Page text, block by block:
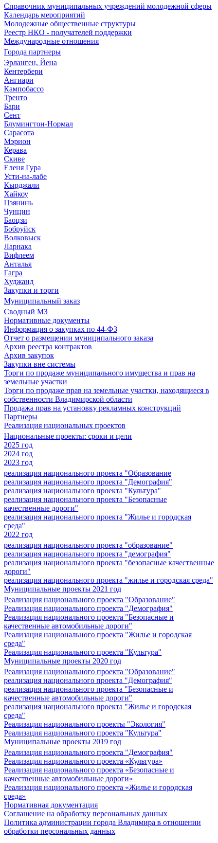
Справочник муниципальных учреждений молодежной сферы
Календарь мероприятий
Молодежные общественные структуры
Реестр НКО - получателей поддержки
Международные отношения
Города партнеры
Эрланген, Йена
Кентербери
Ангиари
Кампобассо
Тренто
Бари
Сент
Блумингтон-Нормал
Сарасота
Мэрион
Керава
Скиве
Еленя Гура
Усти-на-лабе
Кырджали
Хайкоу
Цзянинь
Чунцин
Баоцзи
Бобруйск
Волковыск
Ларнака
Вифлеем
Анталья
Гагра
Худжанд
Закупки и торги
Муниципальный заказ
Сводный МЗ
Нормативные документы
Информация о закупках по 44-ФЗ
Отчет о размещении муниципального заказа
Архив реестра контрактов
Архив закупок
Закупки вне системы
Торги по продаже муниципального имущества и прав на
земельные участки
Торги по продаже прав на земельные участки, находящиеся в
собственности Владимирской области
Продажа прав на установку рекламных конструкций
Партнеры
Реализация национальных проектов
Национальные проекты: сроки и цели
2025 год
2024 год
2023 год
реализация национального проекта "Образование
реализация национального проекта "Демография"
реализация национального проекта "Культура"
реализация национального проекта "Безопасные
качественные дороги"
реализация национального проекта "Жилье и городская
среда"
2022 год
реализация национального проекта "образование"
реализация национального проекта "демография"
реализация национального проекта "безопасные качественные
дороги"
реализация национального проекта "жилье и городская среда"
Муниципальные проекты 2021 год
Реализация национального проекта "Образование"
Реализация национального проекта "Демография"
Реализация национального проекта "Безопасные и
качественные автомобильные дороги"
Реализация национального проекта "Жилье и городская
среда"
Реализация национального проекта "Культура"
Муниципальные проекты 2020 год
Реализация национального проекта "Образование"
реализация национального проекта "Демография"
реализация национального проекта "Безопасные и
качественные автомобильные дороги"
реализация национального проекта "Жилье и городская
среда"
Реализация национального проекты "Экология"
Реализация национального проекта "Культура"
Муниципальные проекты 2019 год
Реализация национального проекта "Демография"
Реализация национального проекта «Культура»
Реализация национального проекта «Безопасные и
качественные автомобильные дороги»
Реализация национального проекта «Жилье и городская
среда»
Нормативная документация
Соглашение на обработку персональных данных
Политика администрации города Владимира в отношении
обработки персональных данных